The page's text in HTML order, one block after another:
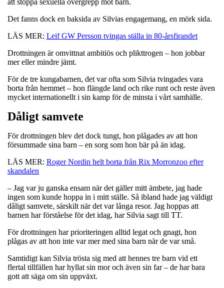
Det fanns dock en baksida av Silvias engagemang, en mörk sida.
LÄS MER: Leif GW Persson tvingas ställa in 80-årsfirandet
Drottningen är omvittnat ambitiös och plikttrogen – hon jobbar
mer eller mindre jämt.
För de tre kungabarnen, det var ofta som Silvia tvingades vara
borta från hemmet – hon flängde land och rike runt och reste även
mycket internationellt i sin kamp för de minsta i vårt samhälle.
Dåligt samvete
För drottningen blev det dock tungt, hon plågades av att hon
försummade sina barn – en sorg som hon bär på än idag.
LÄS MER: Roger Nordin helt borta från Rix Morronzoo efter
skandalen
– Jag var ju ganska ensam när det gäller mitt ämbete, jag hade
ingen som kunde hoppa in i mitt ställe. Så ibland hade jag väldigt
dåligt samvete, särskilt när det var långa resor. Jag hoppas att
barnen har förståelse för det idag, har Silvia sagt till TT.
För drottningen har prioriteringen alltid legat och gnagt, hon
plågas av att hon inte var mer med sina barn när de var små.
Samtidigt kan Silvia trösta sig med att hennes tre barn vid ett
flertal tillfällen har hyllat sin mor och även sin far – de har bara
gott att säga om sin uppväxt.